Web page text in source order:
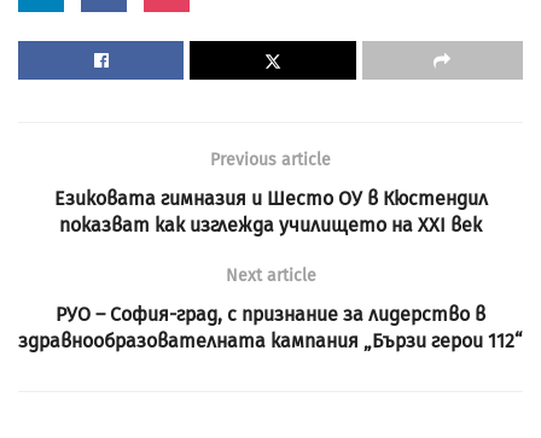
Previous article
Езиковата гимназия и Шесто ОУ в Кюстендил
показват как изглежда училището на XXI век
Next article
РУО – София-град, с признание за лидерство в
здравнообразователната кампания „Бързи герои 112“